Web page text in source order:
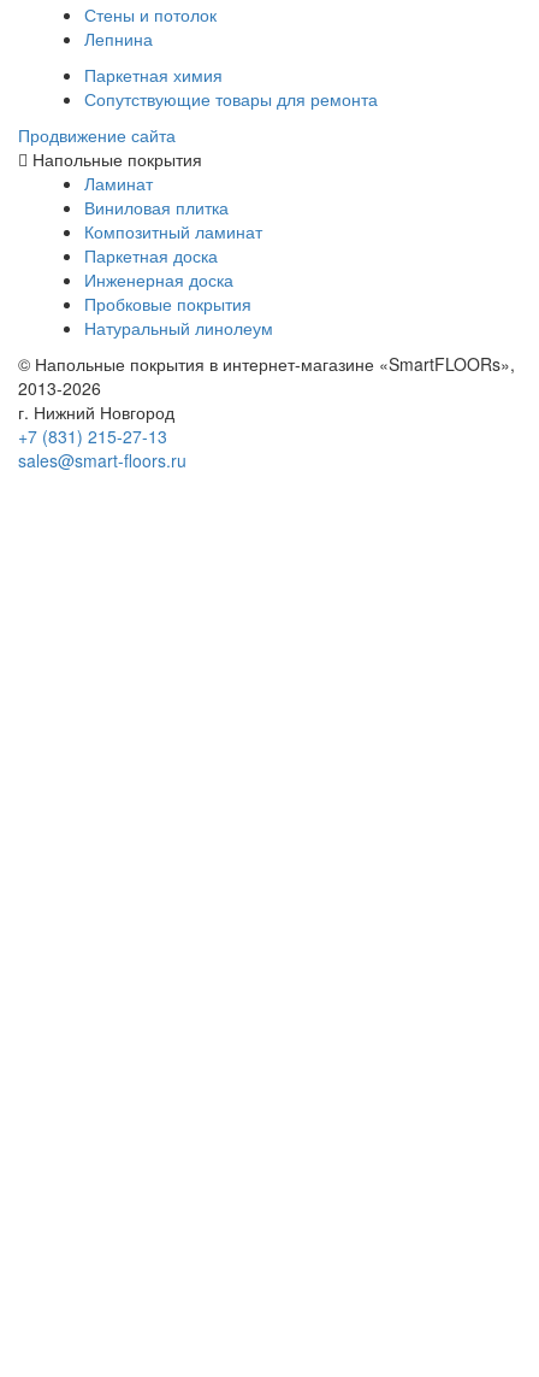
Стены и потолок
Лепнина
Паркетная химия
Сопутствующие товары для ремонта
Продвижение сайта
Напольные покрытия
Ламинат
Виниловая плитка
Композитный ламинат
Паркетная доска
Инженерная доска
Пробковые покрытия
Натуральный линолеум
© Напольные покрытия в интернет-магазине «SmartFLOORs»,
2013-2026
г. Нижний Новгород
+7 (831) 215-27-13
sales@smart-floors.ru